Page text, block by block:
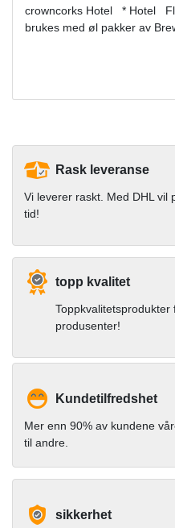
crowncorks Hotel * Hotel
brukes med øl pakker av
Rask leveranse
Vi leverer raskt. Med DHL
tid!
topp kvalitet
produsenter!
Kundetilfredshet
Mer enn 90% av kundene
til andre.
sikkerhet